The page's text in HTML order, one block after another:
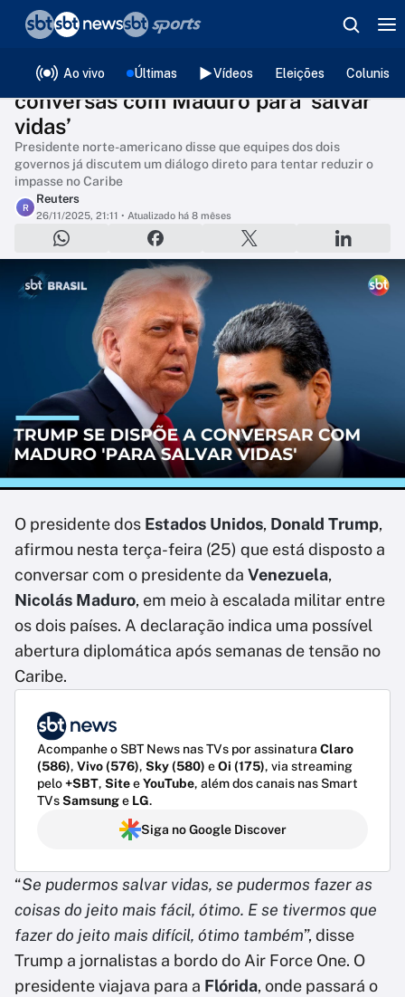
Ao vivo Últimas Vídeos Eleições
Trump diz estar disposto a manter
conversas com Maduro para ‘salvar
vidas’
Presidente norte-americano disse que equipes dos dois
governos já discutem um diálogo direto para tentar reduzir o
impasse no Caribe
R
Reuters
26/11/2025, 21:11 • Atualizado há 8 mêses
O presidente dos Estados Unidos, Donald Trump,
afirmou nesta terça-feira (25) que está disposto a
conversar com o presidente da Venezuela,
Nicolás Maduro, em meio à escalada militar entre
os dois países. A declaração indica uma possível
abertura diplomática após semanas de tensão no
Caribe.
Acompanhe o SBT News nas TVs por assinatura Claro
(586), Vivo (576), Sky (580) eOi (175), via streaming
pelo+SBT, SiteeYouTube, além dos canais nas Smart
TVsSamsunge LG.
Siga no Google Discover
“Se pudermos salvar vidas, se pudermos fazer as
coisas do jeito mais fácil, ótimo. E se tivermos que
fazer do jeito mais difícil, ótimo também”, disse
Trump a jornalistas a bordo do Air Force One. O
presidente viajava para a Flórida, onde passará o
❮voltar
Editorias